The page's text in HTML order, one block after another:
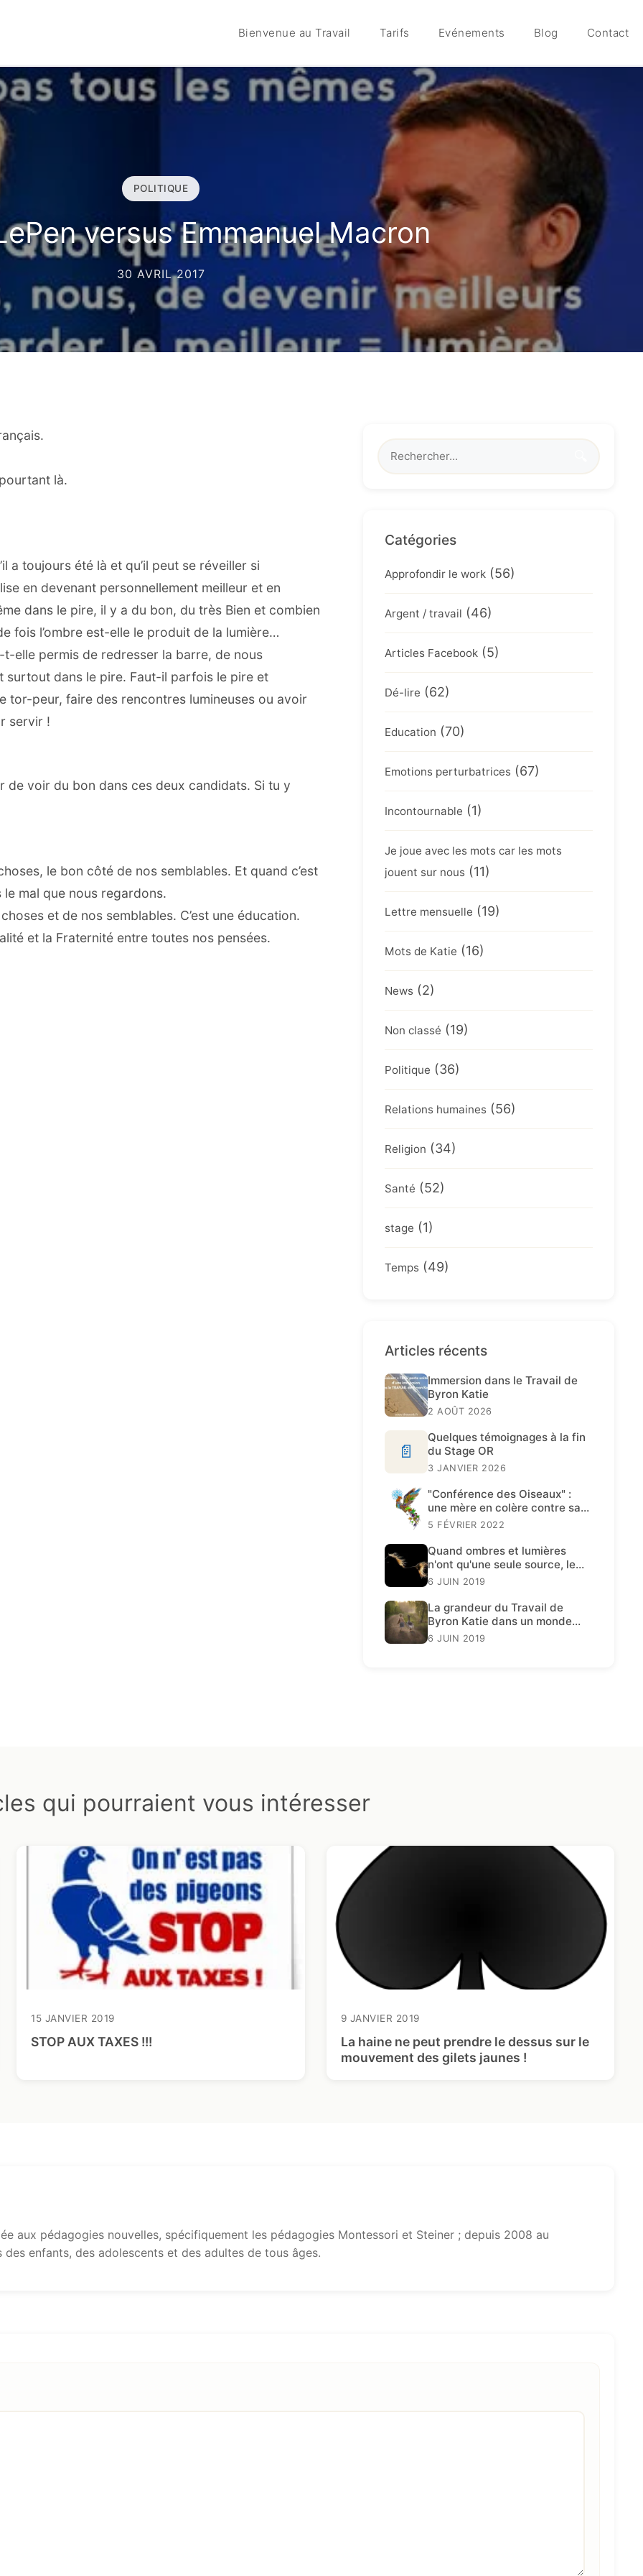
Bienvenue au Travail Tarifs Evénements Blog Contact
POLITIQUE
versus Emmanuel Macron
30 AVRIL 2017
là.
a toujours été là et qu’il peut se réveiller si
en devenant personnellement meilleur et en
dans le pire, il y a du bon, du très Bien et combien
fois l’ombre est-elle le produit de la lumière…
elle permis de redresser la barre, de nous
surtout dans le pire. Faut-il parfois le pire et
tor-peur, faire des rencontres lumineuses ou avoir
servir !
de voir du bon dans ces deux candidats. Si tu y
le bon côté de nos semblables. Et quand c’est
mal que nous regardons.
et de nos semblables. C’est une éducation.
et la Fraternité entre toutes nos pensées.
Catégories
Approfondir le work (56)
Argent / travail (46)
Articles Facebook (5)
Dé-lire (62)
Education (70)
Emotions perturbatrices (67)
Incontournable (1)
Je joue avec les mots car les mots
jouent sur nous (11)
Lettre mensuelle (19)
Mots de Katie (16)
News (2)
Non classé (19)
Politique (36)
Relations humaines (56)
Religion (34)
Santé (52)
stage (1)
Temps (49)
Articles récents
Immersion dans le Travail de
Byron Katie
2 AOÛT 2026
📄
Quelques témoignages à la fin
du Stage OR
3 JANVIER 2026
"Conférence des Oiseaux" :
une mère en colère contre sa
fille
5 FÉVRIER 2022
Quand ombres et lumières
n'ont qu'une seule source, le
Travail de Katie est présent.
6 JUIN 2019
La grandeur du Travail de
Byron Katie dans un monde
décadent
6 JUIN 2019
qui pourraient vous intéresser
15 JANVIER 2019
STOP AUX TAXES !!!
9 JANVIER 2019
La haine ne peut prendre le dessus sur le
mouvement des gilets jaunes !
aux pédagogies nouvelles, spécifiquement les pédagogies Montessori et Steiner ; depuis 2008 au
enfants, des adolescents et des adultes de tous âges.